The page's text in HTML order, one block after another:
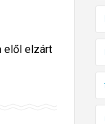
elől elzárt